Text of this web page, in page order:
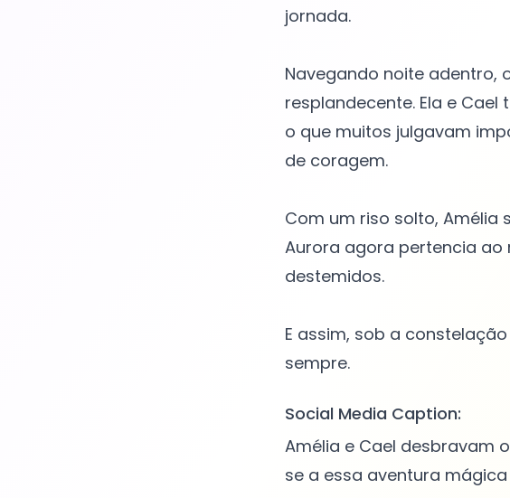
jornada.
Navegando noite adentro,
resplandecente. Ela e
o que muitos julgavam
de coragem.
Com um riso solto, Amélia
Aurora agora pertencia ao
destemidos.
E assim, sob a
sempre.
Social Media Caption:
Amélia e Cael desbravam
se a essa aventura